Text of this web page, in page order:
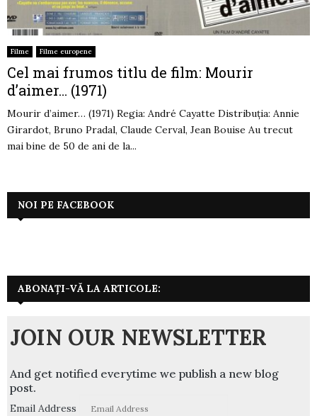
Filme Filme europene
Cel mai frumos titlu de film: Mourir
d’aimer… (1971)
Mourir d’aimer… (1971) Regia: André Cayatte Distribuția: Annie
Girardot, Bruno Pradal, Claude Cerval, Jean Bouise Au trecut
mai bine de 50 de ani de la...
NOI PE FACEBOOK
ABONAȚI-VĂ LA ARTICOLE:
JOIN OUR NEWSLETTER
And get notified everytime we publish a new blog
post.
Email Address